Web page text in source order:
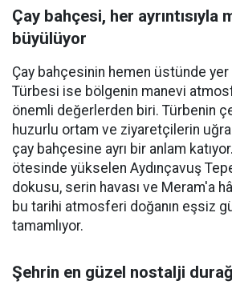
Çay bahçesi, her ayrıntısıyla
büyülüyor
Çay bahçesinin hemen üstünde
Türbesi ise bölgenin manevi
önemli değerlerden biri. Türbenin
huzurlu ortam ve ziyaretçilerin
çay bahçesine ayrı bir anlam
ötesinde yükselen Aydınçavuş
dokusu, serin havası ve Meram'a
bu tarihi atmosferi doğanın eşsiz
tamamlıyor.
Şehrin en güzel nostalji